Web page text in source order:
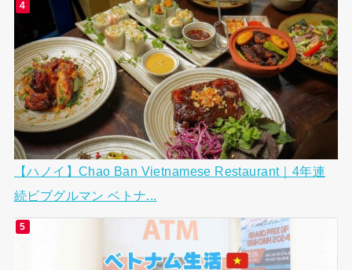
【ハノイ】Chao Ban Vietnamese Restaurant｜4年連
続ビブグルマン ベトナ...